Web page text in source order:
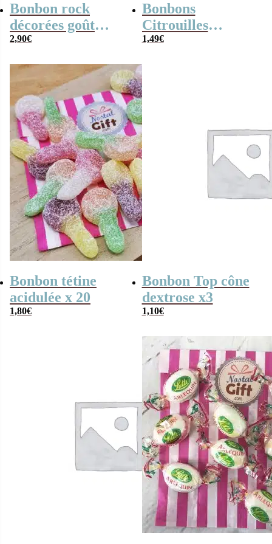
Bonbon rock
décorées goût
fruits ou de fleurs
2,90€
Bonbons
Citrouilles
Fourrés Poudre
Halloween –
Fabriqué en
France
1,49€
Bonbon tétine
acidulée x 20
1,80€
Bonbon Top cône
dextrose x3
1,10€